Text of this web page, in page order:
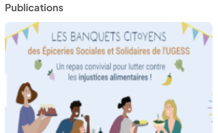
Publications